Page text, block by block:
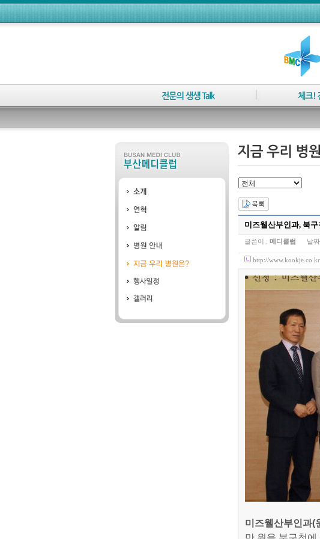
미즈웰산부인과, 북
글쓴이 : 메디클럽 날
http://
미즈웰산부인과(